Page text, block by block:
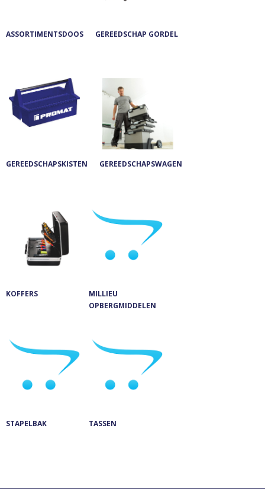
ASSORTIMENTSDOOS GEREEDSCHAP GORDEL
GEREEDSCHAPSKISTEN GEREEDSCHAPSWAGEN
KOFFERS
MILLIEU
OPBERGMIDDELEN
STAPELBAK TASSEN